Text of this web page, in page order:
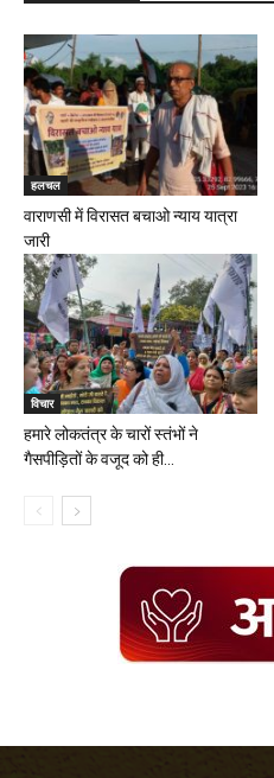
हलचल
वाराणसी में विरासत बचाओ न्याय यात्रा
जारी
विचार
हमारे लोकतंत्र के चारों स्तंभों ने
गैसपीड़ितों के वजूद को ही...